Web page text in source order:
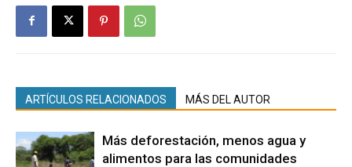
ARTÍCULOS RELACIONADOS MÁS DEL AUTOR
Más deforestación, menos agua y
alimentos para las comunidades